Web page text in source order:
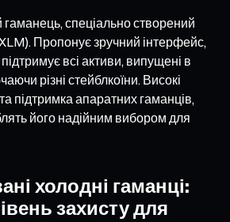
спеціально створений
Пропонує зручний інтерфейс,
всі активи, випущені в
різні стейблкоїни. Високі
підтримка апаратних гаманців,
його надійним вибором для
холодні гаманці:
захисту для